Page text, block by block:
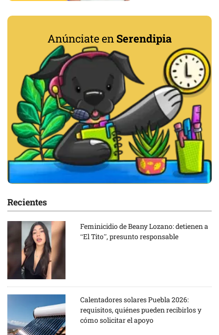
Anúnciate en Serendipia
Recientes
Feminicidio de Beany Lozano: detienen a
“El Tito”, presunto responsable
Calentadores solares Puebla 2026:
requisitos, quiénes pueden recibirlos y
cómo solicitar el apoyo